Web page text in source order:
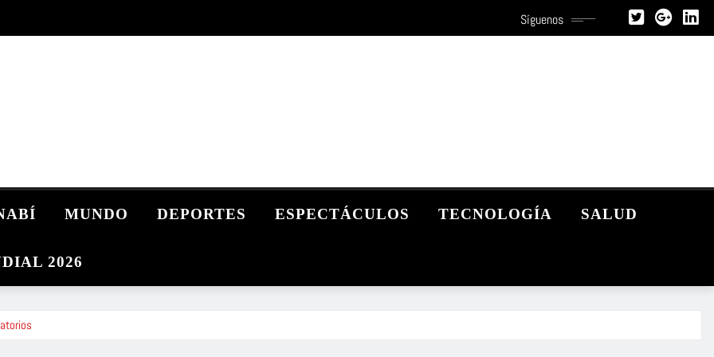
Síguenos
MUNDO DEPORTES ESPECTÁCULOS TECNOLOGÍA SALUD
2026